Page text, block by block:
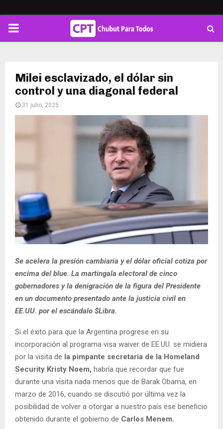
PRIMARY
Milei esclavizado, el dólar sin
control y una diagonal federal
31 julio, 2025
Se acelera la presión cambiaria y el dólar oficial cotiza por
encima del blue. La martingala electoral de cinco
gobernadores y la denigración de la figura del Presidente
en un documento presentado ante la justicia civil en
EE.UU. por el escándalo $Libra.
Si el éxito para que la Argentina progrese en su
incorporación al programa visa waiver de EE.UU. se midiera
por la visita de la pimpante secretaria de la Homeland
Security Kristy Noem, habría que recordar que fue
durante una visita nada menos que de Barak Obama, en
marzo de 2016, cuando se discutió por última vez la
posibilidad de volver a otorgar a nuestro país ese beneficio
obtenido durante el gobierno de Carlos Menem.